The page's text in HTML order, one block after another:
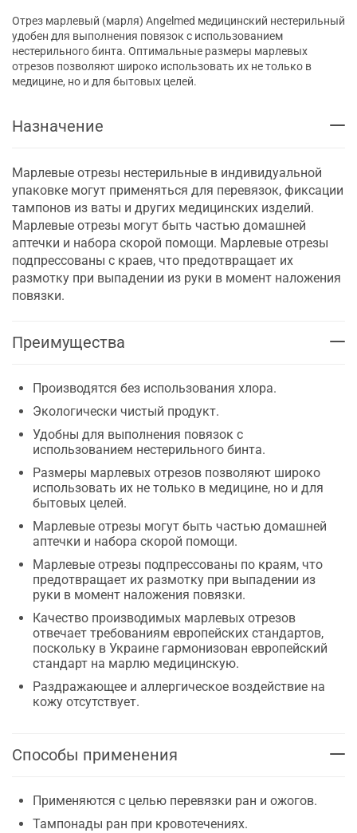
Отрез марлевый (марля) Angelmed медицинский нестерильный
удобен для выполнения повязок с использованием
нестерильного бинта. Оптимальные размеры марлевых
отрезов позволяют широко использовать их не только в
медицине, но и для бытовых целей.
Назначение
Марлевые отрезы нестерильные в индивидуальной
упаковке могут применяться для перевязок, фиксации
тампонов из ваты и других медицинских изделий.
Марлевые отрезы могут быть частью домашней
аптечки и набора скорой помощи. Марлевые отрезы
подпрессованы с краев, что предотвращает их
размотку при выпадении из руки в момент наложения
повязки.
Преимущества
Производятся без использования хлора.
Экологически чистый продукт.
Удобны для выполнения повязок с
использованием нестерильного бинта.
Размеры марлевых отрезов позволяют широко
использовать их не только в медицине, но и для
бытовых целей.
Марлевые отрезы могут быть частью домашней
аптечки и набора скорой помощи.
Марлевые отрезы подпрессованы по краям, что
предотвращает их размотку при выпадении из
руки в момент наложения повязки.
Качество производимых марлевых отрезов
отвечает требованиям европейских стандартов,
поскольку в Украине гармонизован европейский
стандарт на марлю медицинскую.
Раздражающее и аллергическое воздействие на
кожу отсутствует.
Способы применения
Применяются с целью перевязки ран и ожогов.
Тампонады ран при кровотечениях.